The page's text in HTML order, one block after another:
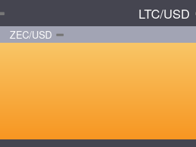
LTC/USD
ZEC/USD